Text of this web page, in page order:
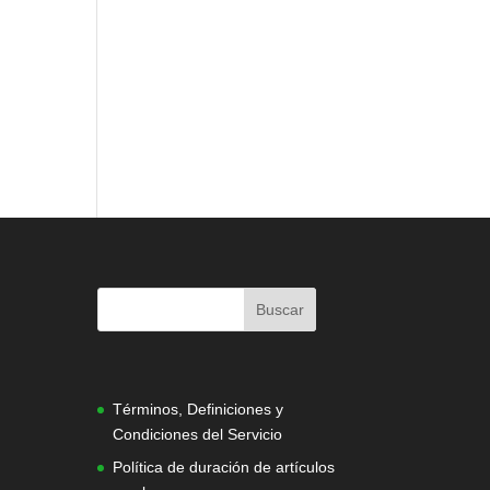
Términos, Definiciones y
Condiciones del Servicio
Política de duración de artículos